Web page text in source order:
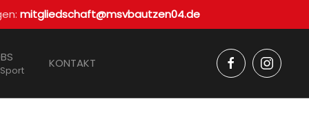
mitgliedschaft@msvbautzen04.de
KONTAKT